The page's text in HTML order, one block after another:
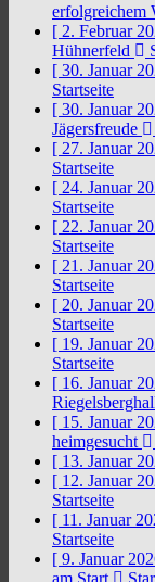
erfolgreichem
[ 2. Februar
Hühnerfeld
[ 30. Januar
Startseite
[ 30. Januar
Jägersfreude
[ 27. Januar
Startseite
[ 24. Januar
Startseite
[ 22. Januar
Startseite
[ 21. Januar
Startseite
[ 20. Januar
Startseite
[ 19. Januar
Startseite
[ 16. Januar
[ 15. Januar
heimgesucht
[ 13. Januar
[ 12. Januar
Startseite
[ 11. Januar
Startseite
[ 9. Januar
am Start